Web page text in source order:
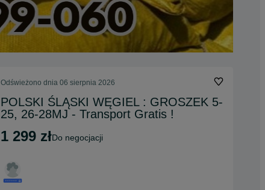
Odświeżono dnia 06 sierpnia 2026
POLSKI ŚLĄSKI WĘGIEL : GROSZEK 5-
25, 26-28MJ - Transport Gratis !
1 299 zł do negocjacji